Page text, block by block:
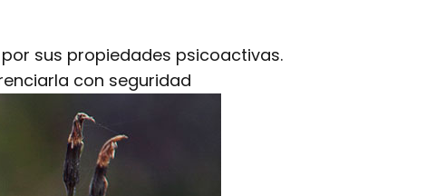
sus propiedades psicoactivas.
con seguridad